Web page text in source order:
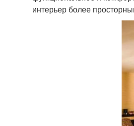
интерьер более